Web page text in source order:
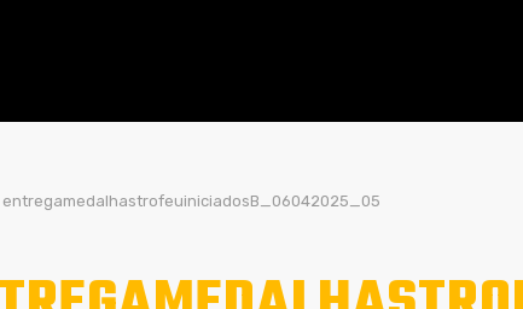
entregamedalhastrofeuiniciadosB_06042025_05